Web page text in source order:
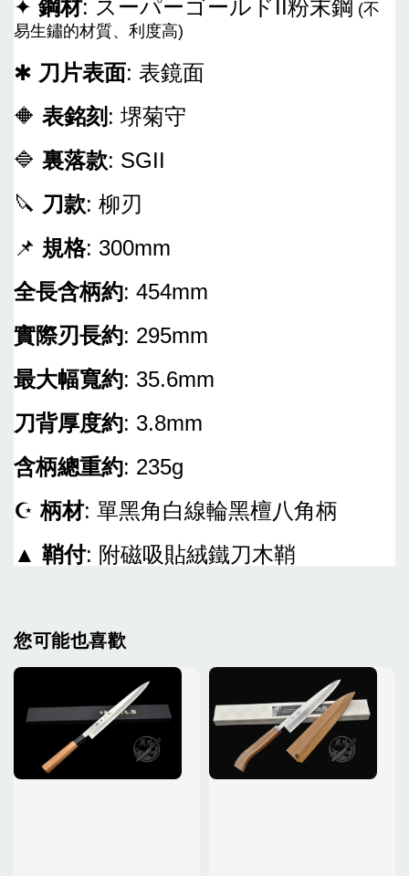
✦ 鋼材: スーパーゴールドII粉末鋼 (不
易生鏽的材質、利度高)
✱ 刀片表面: 表鏡面
🔶 表銘刻 : 堺菊守
🔷 裏落款: SGII
🔪 刀款: 柳刃
📌 規格: 300mm
全長含柄約: 454mm
實際刃長約: 295mm
最大幅寬約: 35.6mm
刀背厚度約: 3.8mm
含柄總重約: 235g
☪柄材: 單黑角白線輪黑檀八角柄
▲ 鞘付: 附磁吸貼絨鐵刀木鞘
您可能也喜歡